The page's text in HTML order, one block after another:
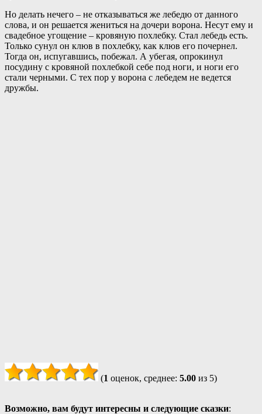
Но делать нечего – не отказываться же лебедю от данного
слова, и он решается жениться на дочери ворона. Несут ему и
свадебное угощение – кровяную похлебку. Стал лебедь есть.
Только сунул он клюв в похлебку, как клюв его почернел.
Тогда он, испугавшись, побежал. А убегая, опрокинул
посудину с кровяной похлебкой себе под ноги, и ноги его
стали черными. С тех пор у ворона с лебедем не ведется
дружбы.
(1 оценок, среднее: 5.00 из 5)
Возможно, вам будут интересны и следующие сказки: